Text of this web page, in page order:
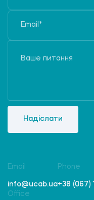
Надіслати
Email
info@ucab.ua
Phone
+38 (067)
Office